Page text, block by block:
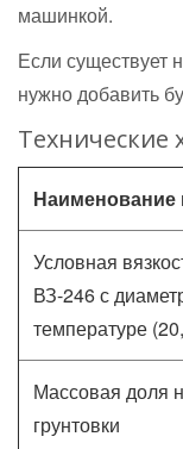
машинкой.
Если существует
нужно добавить
Технические
Наименование
Условная
ВЗ-246 с
температуре
Массовая доля
грунтовки